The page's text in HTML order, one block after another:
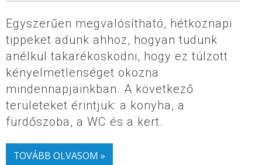
Egyszerűen megvalósítható, hétköznapi
tippeket adunk ahhoz, hogyan tudunk
anélkül takarékoskodni, hogy ez túlzott
kényelmetlenséget okozna
mindennapjainkban. A következő
területeket érintjük: a konyha, a
fürdőszoba, a WC és a kert.
TOVÁBB OLVASOM »